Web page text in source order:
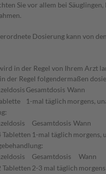
Sie vor allem bei
Dosierung kann von
in der Regel von Ihrem Arzt
der Regel folgendermaßen
Gesamtdosis Wann
1-mal täglich morgens,
Gesamtdosis Wann
Tabletten 1-mal täglich morgens,
Gesamtdosis
Wann
Tabletten 2-3 mal täglich